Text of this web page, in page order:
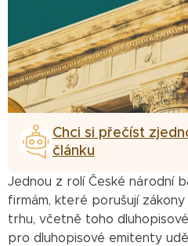
Chci si přečíst
článku
Jednou z rolí České národní
firmám, které porušují
trhu, včetně toho
pro dluhopisové emitenty